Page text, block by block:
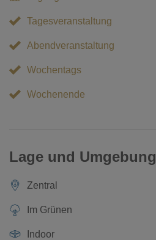
Tagesveranstaltung
Abendveranstaltung
Wochentags
Wochenende
Lage und Umgebung
Zentral
Im Grünen
Indoor